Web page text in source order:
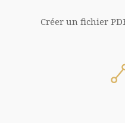
Créer un fichier